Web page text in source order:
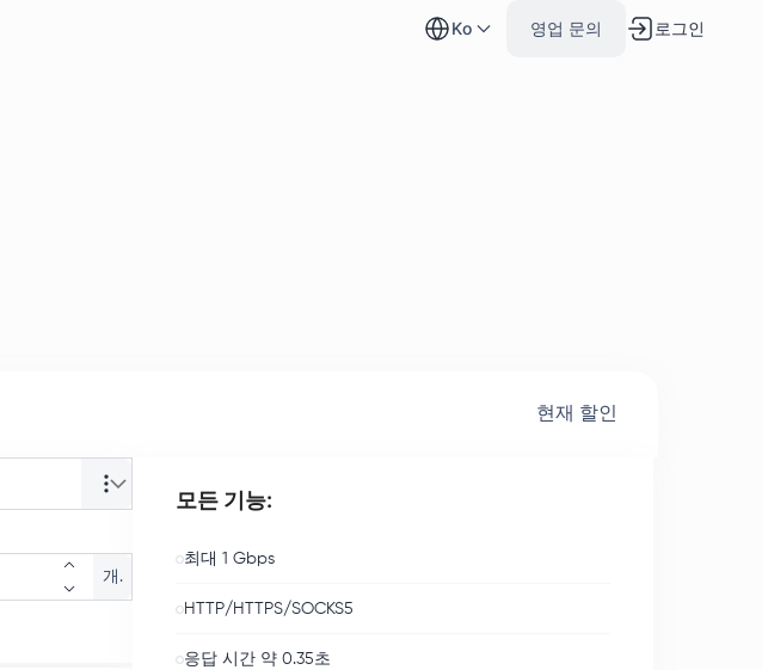
ko 영업 문의 로그인
현재 할인
개.
모든 기능:
최대 1 Gbps
HTTP/HTTPS/SOCKS5
응답 시간 약 0.35초